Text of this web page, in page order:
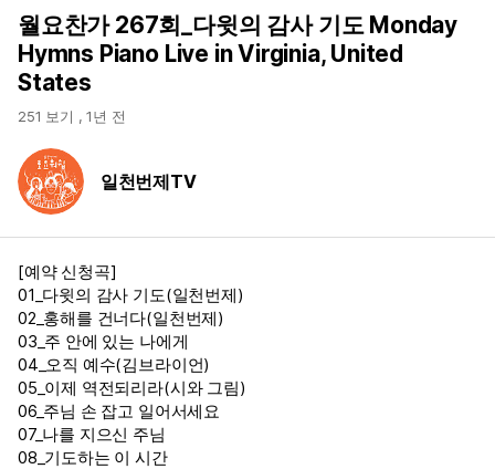
월요찬가 267회_다윗의 감사 기도 Monday
Hymns Piano Live in Virginia, United
States
251 보기 ,1년 전
일천번제TV
[예약 신청곡]
01_다윗의 감사 기도(일천번제)
02_홍해를 건너다(일천번제)
03_주 안에 있는 나에게
04_오직 예수(김브라이언)
05_이제 역전되리라(시와 그림)
06_주님 손 잡고 일어서세요
07_나를 지으신 주님
08_기도하는 이 시간